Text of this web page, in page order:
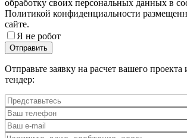
обработку своих персональных данных в
Политикой конфиденциальности
сайте.
Я не робот
Отправьте заявку на расчет вашего проекта
тендер: